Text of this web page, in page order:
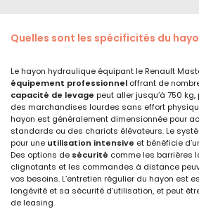
Quelles sont les spécificités du
Le hayon hydraulique équipant le Renault
équipement professionnel offrant de
capacité de levage peut aller jusqu’à 750
des marchandises lourdes sans effort
hayon est généralement dimensionnée pour
standards ou des chariots élévateurs. Le
pour une utilisation intensive et bénéficie
Des options de sécurité comme les barrières
clignotants et les commandes à distance
vos besoins. L’entretien régulier du hayon est
longévité et sa sécurité d’utilisation, et peut
de leasing.